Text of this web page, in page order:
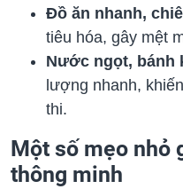
Đồ ăn nhanh,
tiêu hóa, gây mệt
Nước ngọt, bánh
lượng nhanh,
thi.
Một số mẹo nhỏ
thông minh